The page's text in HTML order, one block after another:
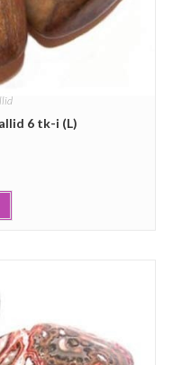
6 tk-i (L)